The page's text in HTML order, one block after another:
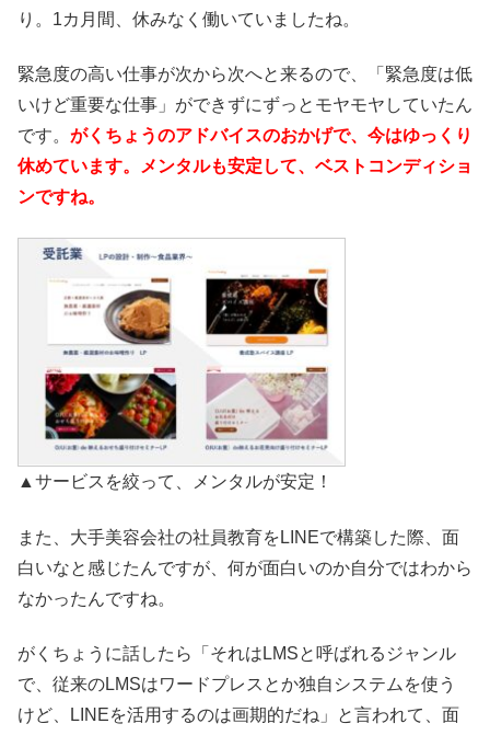
り。1カ月間、休みなく働いていましたね。
緊急度の高い仕事が次から次へと来るので、「緊急度は低
いけど重要な仕事」ができずにずっとモヤモヤしていたん
です。 がくちょうのアドバイスのおかげで、今はゆっくり
休めています。メンタルも安定して、ベストコンディショ
ンですね。
▲サービスを絞って、メンタルが安定！
また、大手美容会社の社員教育をLINEで構築した際、面
白いなと感じたんですが、何が面白いのか自分ではわから
なかったんですね。
がくちょうに話したら「それはLMSと呼ばれるジャンル
で、従来のLMSはワードプレスとか独自システムを使う
けど、LINEを活用するのは画期的だね」と言われて、面